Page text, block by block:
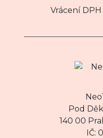
Vrácení
Pod
140 00
IČ: